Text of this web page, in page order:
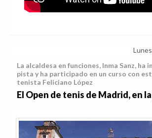
La alcaldesa en funciones, Inma Sanz, ha
pista y ha participado en un curso con
tenista Feliciano López
El Open de tenis de Madrid, en